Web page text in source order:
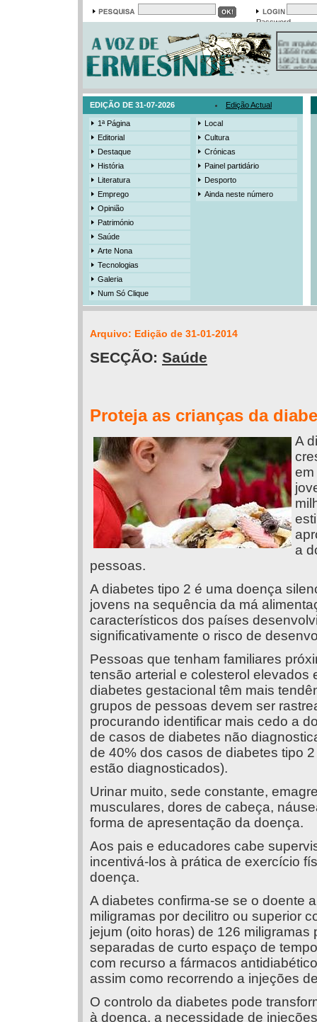
Password
Em arquivo
13558
19421
385
3206
EDIÇÃO DE 31-07-2026 Edição Actual
1ª Página
Editorial
Destaque
História
Literatura
Emprego
Opinião
Património
Saúde
Arte Nona
Tecnologias
Galeria
Num Só Clique
Local
Cultura
Crónicas
Painel partidário
Desporto
Ainda neste número
Arquivo: Edição de 31-01-2014
SECÇÃO: Saúde
Proteja as crianças da
A
em
a
pessoas.
A diabetes tipo 2 é uma doença
jovens na sequência da má
característicos dos países
significativamente o risco de
Pessoas que tenham familiares
tensão arterial e colesterol
diabetes gestacional têm mais
grupos de pessoas devem ser
procurando identificar mais cedo a
de casos de diabetes não
de 40% dos casos de diabetes tipo
estão diagnosticados).
Urinar muito, sede constante,
musculares, dores de cabeça,
forma de apresentação da doença.
Aos pais e educadores cabe
incentivá-los à prática de exercício
doença.
A diabetes confirma-se se o doente
miligramas por decilitro ou superior
jejum (oito horas) de 126
separadas de curto espaço de
com recurso a fármacos
assim como recorrendo a injeções
O controlo da diabetes pode
à doença, a necessidade de